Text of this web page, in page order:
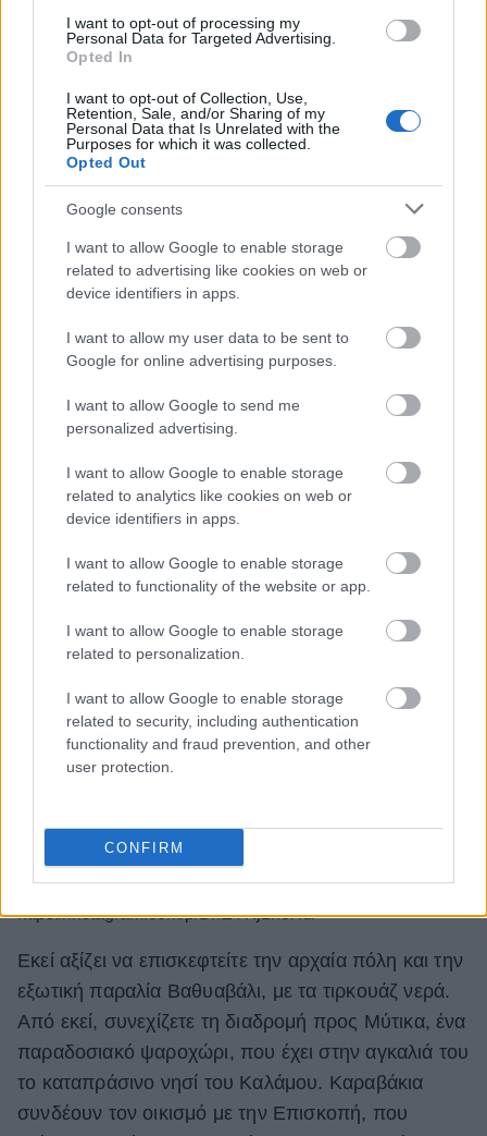
I want to opt-out of processing my
Personal Data for Targeted Advertising.
Opted In
I want to opt-out of Collection, Use,
Retention, Sale, and/or Sharing of my
Personal Data that Is Unrelated with the
Purposes for which it was collected.
Opted Out
Google consents
I want to allow Google to enable storage
related to advertising like cookies on web or
device identifiers in apps.
I want to allow my user data to be sent to
Google for online advertising purposes.
I want to allow Google to send me
personalized advertising.
I want to allow Google to enable storage
related to analytics like cookies on web or
device identifiers in apps.
I want to allow Google to enable storage
related to functionality of the website or app.
I want to allow Google to enable storage
related to personalization.
I want to allow Google to enable storage
related to security, including authentication
functionality and fraud prevention, and other
user protection.
CONFIRM
Η Δυτική Στερεά Ελλάδα έχει ομορφιές που είναι
άγνωστες στο ευρύ κοινό. Ξεκινώντας την πορεία
έναν ανερχόμενο τουριστικό προορισμό, ακριβώς
https://instagram.com/p/BhEYKj1n3Xd/
Εκεί αξίζει να επισκεφτείτε την αρχαία πόλη και την
εξωτική παραλία Βαθυαβάλι, με τα τιρκουάζ νερά.
Από εκεί, συνεχίζετε τη διαδρομή προς Μύτικα, ένα
παραδοσιακό ψαροχώρι, που έχει στην αγκαλιά του
το καταπράσινο νησί του Καλάμου. Καραβάκια
συνδέουν τον οικισμό με την Επισκοπή, που